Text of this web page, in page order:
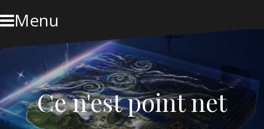
to
contentMenu
Ce n'est point net